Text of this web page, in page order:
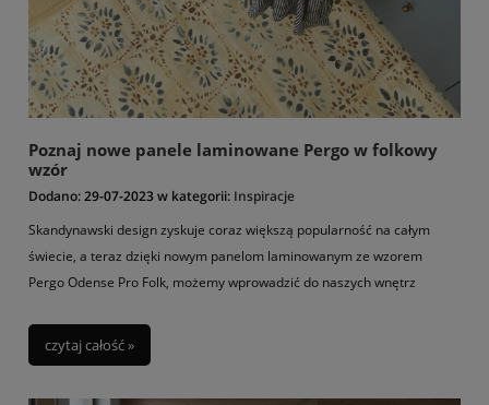
Poznaj nowe panele laminowane Pergo w folkowy
wzór
Dodano:29-07-2023w kategorii: Inspiracje
Skandynawski design zyskuje coraz większą popularność na całym
świecie, a teraz dzięki nowym panelom laminowanym ze wzorem
Pergo Odense Pro Folk, możemy wprowadzić do naszych wnętrz
czytaj całość »